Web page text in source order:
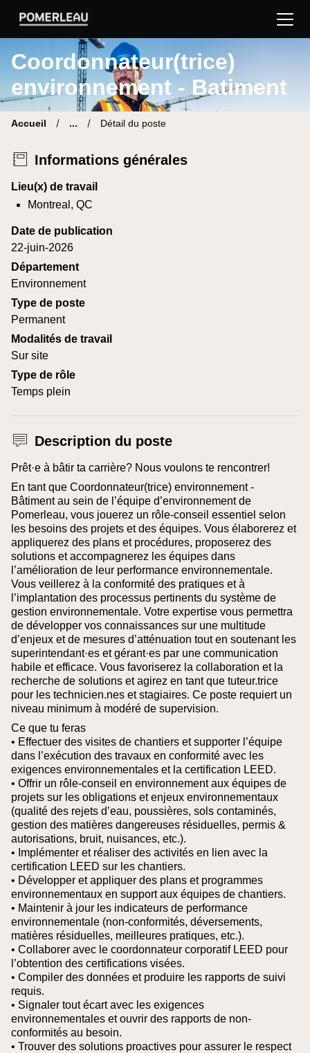
Pomerleau Site carrière | Trouve ton nouveau poste
Coordonnateur(trice)
environnement - Batiment
Accueil ... Détail du poste
Informations générales
Lieu(x) de travail
Montreal, QC
Date de publication
22-juin-2026
Département
Environnement
Type de poste
Permanent
Modalités de travail
Sur site
Type de rôle
Temps plein
Description du poste
Prêt·e à bâtir ta carrière? Nous voulons te rencontrer!
En tant que Coordonnateur(trice) environnement -
Bâtiment au sein de l’équipe d’environnement de
Pomerleau, vous jouerez un rôle-conseil essentiel selon
les besoins des projets et des équipes. Vous élaborerez et
appliquerez des plans et procédures, proposerez des
solutions et accompagnerez les équipes dans
l’amélioration de leur performance environnementale.
Vous veillerez à la conformité des pratiques et à
l’implantation des processus pertinents du système de
gestion environnementale. Votre expertise vous permettra
de développer vos connaissances sur une multitude
d’enjeux et de mesures d’atténuation tout en soutenant les
superintendant·es et gérant·es par une communication
habile et efficace. Vous favoriserez la collaboration et la
recherche de solutions et agirez en tant que tuteur.trice
pour les technicien.nes et stagiaires. Ce poste requiert un
niveau minimum à modéré de supervision.
Ce que tu feras
• Effectuer des visites de chantiers et supporter l’équipe
dans l’exécution des travaux en conformité avec les
exigences environnementales et la certification LEED.
• Offrir un rôle-conseil en environnement aux équipes de
projets sur les obligations et enjeux environnementaux
(qualité des rejets d’eau, poussières, sols contaminés,
gestion des matières dangereuses résiduelles, permis &
autorisations, bruit, nuisances, etc.).
• Implémenter et réaliser des activités en lien avec la
certification LEED sur les chantiers.
• Développer et appliquer des plans et programmes
environnementaux en support aux équipes de chantiers.
• Maintenir à jour les indicateurs de performance
environnementale (non-conformités, déversements,
matières résiduelles, meilleures pratiques, etc.).
• Collaborer avec le coordonnateur corporatif LEED pour
l’obtention des certifications visées.
• Compiler des données et produire les rapports de suivi
requis.
• Signaler tout écart avec les exigences
environnementales et ouvrir des rapports de non-
conformités au besoin.
• Trouver des solutions proactives pour assurer le respect